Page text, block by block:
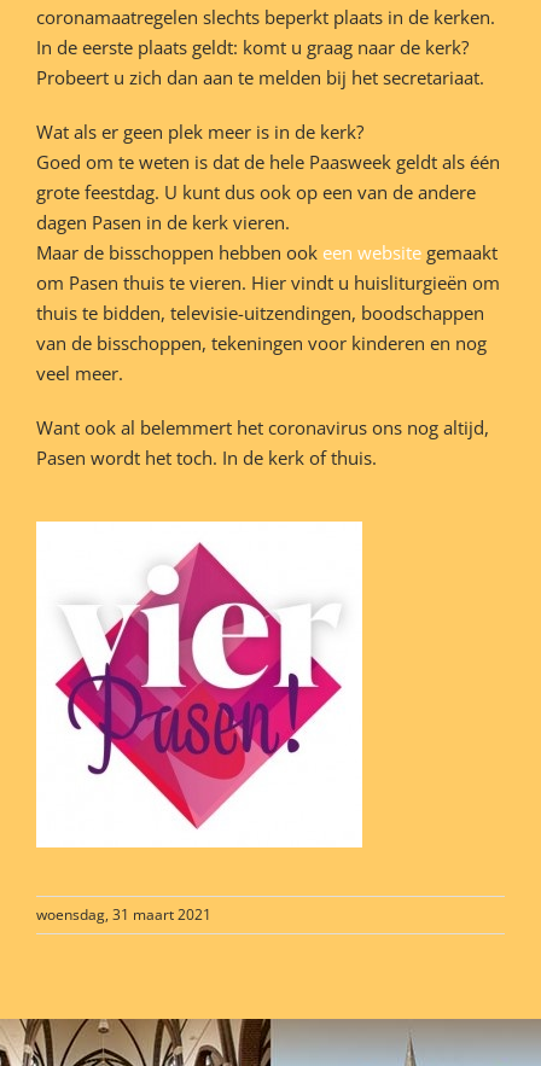
coronamaatregelen slechts beperkt plaats in de kerken.
In de eerste plaats geldt: komt u graag naar de kerk?
Probeert u zich dan aan te melden bij het secretariaat.
Wat als er geen plek meer is in de kerk?
Goed om te weten is dat de hele Paasweek geldt als één
grote feestdag. U kunt dus ook op een van de andere
dagen Pasen in de kerk vieren.
Maar de bisschoppen hebben ook een website gemaakt
om Pasen thuis te vieren. Hier vindt u huisliturgieën om
thuis te bidden, televisie-uitzendingen, boodschappen
van de bisschoppen, tekeningen voor kinderen en nog
veel meer.
Want ook al belemmert het coronavirus ons nog altijd,
Pasen wordt het toch. In de kerk of thuis.
woensdag, 31 maart 2021